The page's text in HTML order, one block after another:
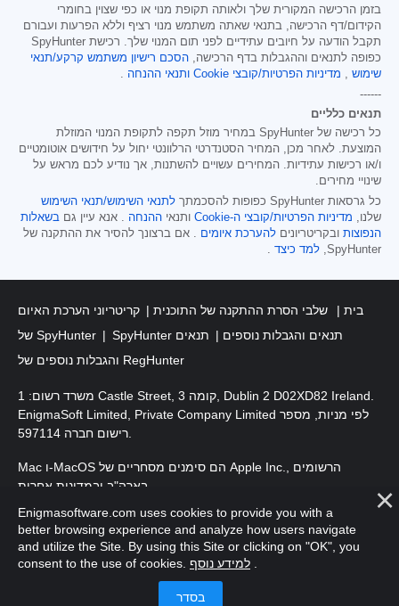
בזמן הרכישה המקורית שלך ולאותה תקופת מנוי או כפי שצוין בחומרי
הקידום/דף הרכישה, בתנאי שאתה משתמש מנוי רציף וללא הפרעות ועבורם
תקבל הודעה על חיובים עתידיים לפני תום המנוי שלך. רכישת SpyHunter
כפופה לתנאים וההגבלות בדף הרכישה, הסכם רישיון משתמש קרקע/תנאי
שימוש
מדיניות הפרטיות/קובצי Cookie ותנאי ההנחה
------
תנאים כלליים
כל רכישה של SpyHunter במחיר מוזל תקפה לתקופת המנוי המוזלת
המוצעת. לאחר מכן, המחיר הסטנדרטי הרלוונטי יחול על חידושים אוטומטיים
ו/או רכישות עתידיות. המחירים עשויים להשתנות, אך נודיע לכם מראש על
שינויי מחירים.
כל גרסאות SpyHunter כפופות להסכמתך
לתנאי השימוש/תנאי השימוש
שלנו, מדיניות הפרטיות/קובצי ה-Cookie ותנאי ההנחה . אנא עיין גם בשאלות
הנפוצות ובקריטריונים להערכת איומים . אם ברצונך להסיר את ההתקנה של
SpyHunter, למד כיצד
בית שלבי הסרת ההתקנה של התוכנית
קריטריוני הערכת האיום
של SpyHunter
SpyHunter תנאים והגבלות נוספים
תנאים
והגבלות נוספים של RegHunter
משרד רשום: 1 Castle Street, קומה 3, Dublin 2 D02XD82 Ireland.
EnigmaSoft Limited, Private Company Limited לפי מניות, מספר
רישום חברה 597114.
Mac ו-MacOS הם סימנים מסחריים של Apple Inc., הרשומים
זכויות יוצרים 2016-2026
Enigmasoftware.com uses cookies to provide you with a
better browsing experience and analyze how users navigate
and utilize the Site. By using this Site or clicking on "OK", you
consent to the use of cookies. למידע נוסף